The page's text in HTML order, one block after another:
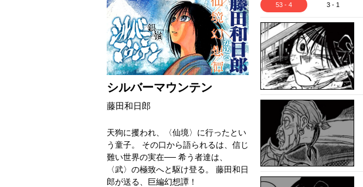
シルバーマウンテン
藤田和日郎
天狗に攫われ、〈仙境〉に行ったとい
う童子。 その口から語られるは、信じ
難い世界の実在── 希う者達は、
〈武〉の極致へと駆け登る。 藤田和日
郎が送る、巨編幻想譚！
53 - 4 3 - 1